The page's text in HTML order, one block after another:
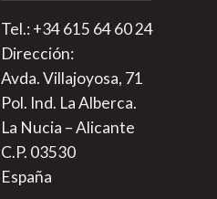
Tel.: +34 615 64 60 24
Dirección:
Avda. Villajoyosa, 71
Pol. Ind. La Alberca.
La Nucia – Alicante
C.P. 03530
España